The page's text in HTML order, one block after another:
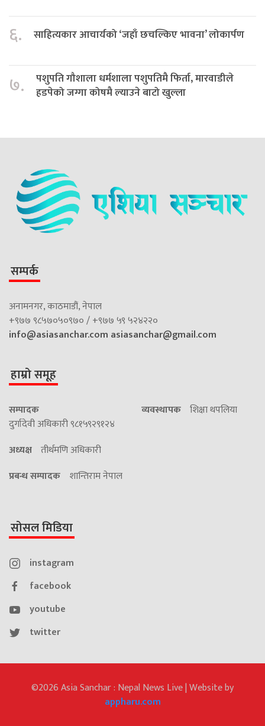
६. साहित्यकार आचार्यको ‘जहाँ छचल्किए भावना’ लोकार्पण
७.
पशुपति गौशाला धर्मशाला पशुपतिमै फिर्ता, मारवाडीले
हडपेको जग्गा कोषमै ल्याउने बाटो खुल्ला
सम्पर्क
अनामनगर, काठमाडौं, नेपाल
+९७७ ९८५७०५०९७० / +९७७ ५९ ५२४२२०
info@asiasanchar.com asiasanchar@gmail.com
हाम्रो समूह
सम्पादक
दुर्गादेवी अधिकारी ९८१५९२९१२४
व्यवस्थापक शिक्षा थपलिया
अध्यक्ष तीर्थमणि अधिकारी
प्रबन्ध सम्पादक शान्तिराम नेपाल
सोसल मिडिया
instagram
facebook
youtube
twitter
©2026 Asia Sanchar : Nepal News Live | Website by
appharu.com